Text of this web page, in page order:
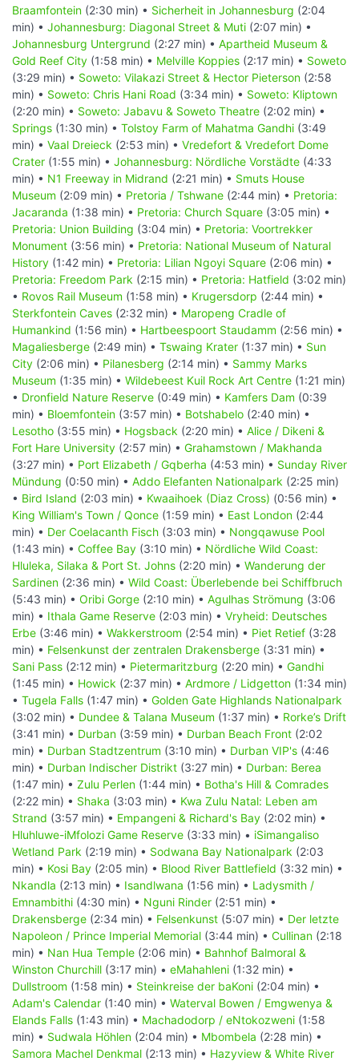
Braamfontein (2:30 min) • Sicherheit in Johannesburg (2:04
min) • Johannesburg: Diagonal Street & Muti (2:07 min) •
Johannesburg Untergrund (2:27 min) • Apartheid Museum &
Gold Reef City (1:58 min) • Melville Koppies (2:17 min) • Soweto
(3:29 min) • Soweto: Vilakazi Street & Hector Pieterson (2:58
min) • Soweto: Chris Hani Road (3:34 min) • Soweto: Kliptown
(2:20 min) • Soweto: Jabavu & Soweto Theatre (2:02 min) •
Springs (1:30 min) • Tolstoy Farm of Mahatma Gandhi (3:49
min) • Vaal Dreieck (2:53 min) • Vredefort & Vredefort Dome
Crater (1:55 min) • Johannesburg: Nördliche Vorstädte (4:33
min) • N1 Freeway in Midrand (2:21 min) • Smuts House
Museum (2:09 min) • Pretoria / Tshwane (2:44 min) • Pretoria:
Jacaranda (1:38 min) • Pretoria: Church Square (3:05 min) •
Pretoria: Union Building (3:04 min) • Pretoria: Voortrekker
Monument (3:56 min) • Pretoria: National Museum of Natural
History (1:42 min) • Pretoria: Lilian Ngoyi Square (2:06 min) •
Pretoria: Freedom Park (2:15 min) • Pretoria: Hatfield (3:02 min)
• Rovos Rail Museum (1:58 min) • Krugersdorp (2:44 min) •
Sterkfontein Caves (2:32 min) • Maropeng Cradle of
Humankind (1:56 min) • Hartbeespoort Staudamm (2:56 min) •
Magaliesberge (2:49 min) • Tswaing Krater (1:37 min) • Sun
City (2:06 min) • Pilanesberg (2:14 min) • Sammy Marks
Museum (1:35 min) • Wildebeest Kuil Rock Art Centre (1:21 min)
• Dronfield Nature Reserve (0:49 min) • Kamfers Dam (0:39
min) • Bloemfontein (3:57 min) • Botshabelo (2:40 min) •
Lesotho (3:55 min) • Hogsback (2:20 min) • Alice / Dikeni &
Fort Hare University (2:57 min) • Grahamstown / Makhanda
(3:27 min) • Port Elizabeth / Gqberha (4:53 min) • Sunday River
Mündung (0:50 min) • Addo Elefanten Nationalpark (2:25 min)
• Bird Island (2:03 min) • Kwaaihoek (Diaz Cross) (0:56 min) •
King William's Town / Qonce (1:59 min) • East London (2:44
min) • Der Coelacanth Fisch (3:03 min) • Nongqawuse Pool
(1:43 min) • Coffee Bay (3:10 min) • Nördliche Wild Coast:
Hluleka, Silaka & Port St. Johns (2:20 min) • Wanderung der
Sardinen (2:36 min) • Wild Coast: Überlebende bei Schiffbruch
(5:43 min) • Oribi Gorge (2:10 min) • Agulhas Strömung (3:06
min) • Ithala Game Reserve (2:03 min) • Vryheid: Deutsches
Erbe (3:46 min) • Wakkerstroom (2:54 min) • Piet Retief (3:28
min) • Felsenkunst der zentralen Drakensberge (3:31 min) •
Sani Pass (2:12 min) • Pietermaritzburg (2:20 min) • Gandhi
(1:45 min) • Howick (2:37 min) • Ardmore / Lidgetton (1:34 min)
• Tugela Falls (1:47 min) • Golden Gate Highlands Nationalpark
(3:02 min) • Dundee & Talana Museum (1:37 min) • Rorke’s Drift
(3:41 min) • Durban (3:59 min) • Durban Beach Front (2:02
min) • Durban Stadtzentrum (3:10 min) • Durban VIP's (4:46
min) • Durban Indischer Distrikt (3:27 min) • Durban: Berea
(1:47 min) • Zulu Perlen (1:44 min) • Botha's Hill & Comrades
(2:22 min) • Shaka (3:03 min) • Kwa Zulu Natal: Leben am
Strand (3:57 min) • Empangeni & Richard's Bay (2:02 min) •
Hluhluwe-iMfolozi Game Reserve (3:33 min) • iSimangaliso
Wetland Park (2:19 min) • Sodwana Bay Nationalpark (2:03
min) • Kosi Bay (2:05 min) • Blood River Battlefield (3:32 min) •
Nkandla (2:13 min) • Isandlwana (1:56 min) • Ladysmith /
Emnambithi (4:30 min) • Nguni Rinder (2:51 min) •
Drakensberge (2:34 min) • Felsenkunst (5:07 min) • Der letzte
Napoleon / Prince Imperial Memorial (3:44 min) • Cullinan (2:18
min) • Nan Hua Temple (2:06 min) • Bahnhof Balmoral &
Winston Churchill (3:17 min) • eMahahleni (1:32 min) •
Dullstroom (1:58 min) • Steinkreise der baKoni (2:04 min) •
Adam's Calendar (1:40 min) • Waterval Bowen / Emgwenya &
Elands Falls (1:43 min) • Machadodorp / eNtokozweni (1:58
min) • Sudwala Höhlen (2:04 min) • Mbombela (2:28 min) •
Samora Machel Denkmal (2:13 min) • Hazyview & White River